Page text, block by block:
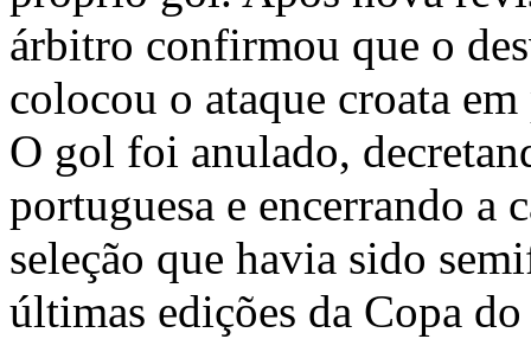
árbitro confirmou que o
colocou o ataque croata
O gol foi anulado,
portuguesa e encerrando a
seleção que havia sido
últimas edições da Copa